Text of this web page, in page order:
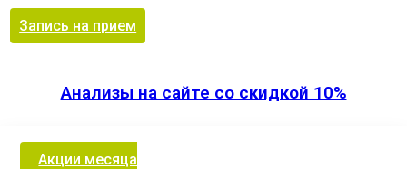
Запись на прием
Анализы на сайте со скидкой 10%
Акции месяца